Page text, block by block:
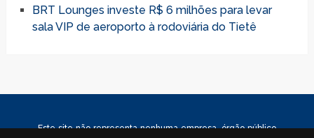
BRT Lounges investe R$ 6 milhões para levar
sala VIP de aeroporto à rodoviária do Tietê
Este site não representa nenhuma empresa, órgão público